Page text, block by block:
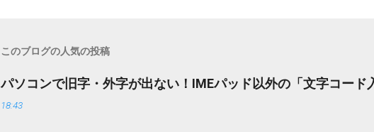
このブログの人気の投稿
パソコンで旧字・外字が出ない！IMEパッド以外の「文字コード
18:43